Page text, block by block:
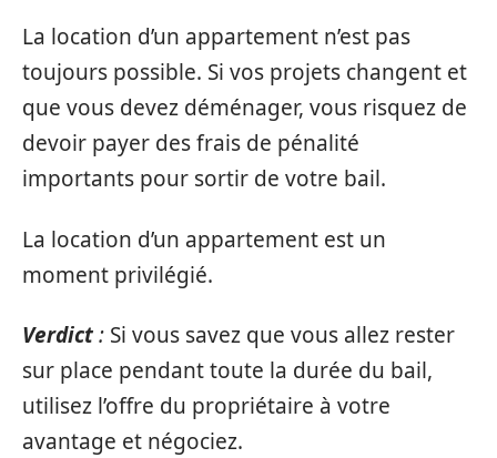
La location d’un appartement n’est pas
toujours possible. Si vos projets changent et
que vous devez déménager, vous risquez de
devoir payer des frais de pénalité
importants pour sortir de votre bail.
La location d’un appartement est un
moment privilégié.
Verdict: Si vous savez que vous allez rester
sur place pendant toute la durée du bail,
utilisez l’offre du propriétaire à votre
avantage et négociez.